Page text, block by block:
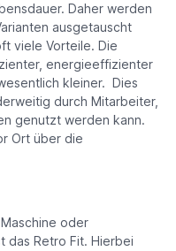
Daher werden
ausgetauscht
viele Vorteile. Die
energieeffizienter
kleiner. Dies
durch Mitarbeiter,
genutzt werden kann.
Ort über die
oder
das Retro Fit. Hierbei